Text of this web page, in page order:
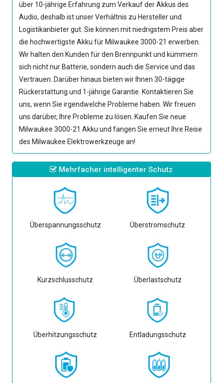
über 10-jährige Erfahrung zum Verkauf der Akkus des
Audio, deshalb ist unser Verhältnis zu Hersteller und
Logistikanbieter gut. Sie können mit niedrigstem Preis aber
die hochwertigsteAkku für Milwaukee 3000-21 erwerben.
Wir halten den Kunden für den Brennpunkt und kümmern
sich nicht nur Batterie, sondern auch die Service und das
Vertrauen. Darüber hinaus bieten wir Ihnen 30-tägige
Rückerstattung und 1-jährige Garantie. Kontaktieren Sie
uns, wenn Sie irgendwelche Probleme haben. Wir freuen
uns darüber, Ihre Probleme zu lösen. Kaufen Sie neue
Milwaukee 3000-21 Akku und fangen Sie erneut Ihre Reise
des Milwaukee Elektrowerkzeuge an!
Mehrfacher intelligenter Schutz
Überspannungsschutz Überstromschutz
Kurzschlusschutz Überlastschutz
Überhitzungsschutz Entladungsschutz